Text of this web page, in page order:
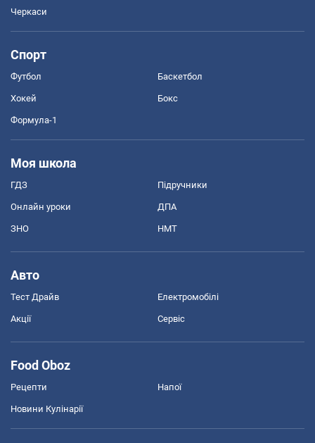
Черкаси
Спорт
Футбол Баскетбол
Хокей Бокс
Формула-1
Моя школа
ГДЗ Підручники
Онлайн уроки ДПА
ЗНО НМТ
Авто
Тест Драйв Електромобілі
Акції Сервіс
Food Oboz
Рецепти Напої
Новини Кулінарії